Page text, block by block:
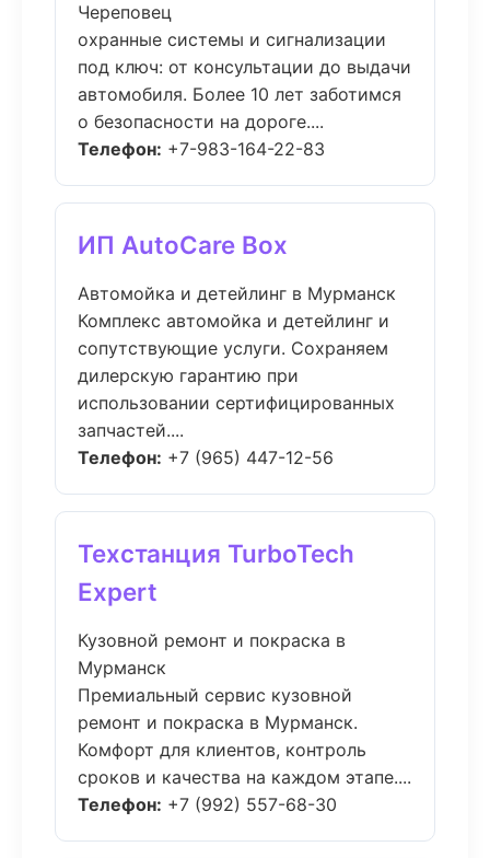
Череповец
охранные системы и сигнализации
под ключ: от консультации до выдачи
автомобиля. Более 10 лет заботимся
о безопасности на дороге....
Телефон: +7-983-164-22-83
ИП AutoCare Box
Автомойка и детейлинг в Мурманск
Комплекс автомойка и детейлинг и
сопутствующие услуги. Сохраняем
дилерскую гарантию при
использовании сертифицированных
запчастей....
Телефон: +7 (965) 447-12-56
Техстанция TurboTech
Expert
Кузовной ремонт и покраска в
Мурманск
Премиальный сервис кузовной
ремонт и покраска в Мурманск.
Комфорт для клиентов, контроль
сроков и качества на каждом этапе....
Телефон: +7 (992) 557-68-30